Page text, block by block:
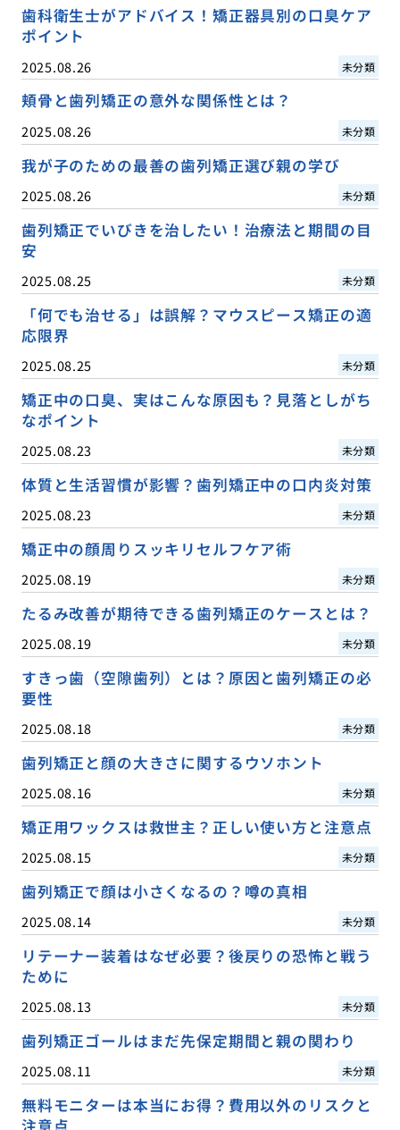
歯科衛生士がアドバイス！矯正器具別の口臭ケア
ポイント
2025.08.26 未分類
頬骨と歯列矯正の意外な関係性とは？
2025.08.26 未分類
我が子のための最善の歯列矯正選び親の学び
2025.08.26 未分類
歯列矯正でいびきを治したい！治療法と期間の目
安
2025.08.25 未分類
「何でも治せる」は誤解？マウスピース矯正の適
応限界
2025.08.25 未分類
矯正中の口臭、実はこんな原因も？見落としがち
なポイント
2025.08.23 未分類
体質と生活習慣が影響？歯列矯正中の口内炎対策
2025.08.23 未分類
矯正中の顔周りスッキリセルフケア術
2025.08.19 未分類
たるみ改善が期待できる歯列矯正のケースとは？
2025.08.19 未分類
すきっ歯（空隙歯列）とは？原因と歯列矯正の必
要性
2025.08.18 未分類
歯列矯正と顔の大きさに関するウソホント
2025.08.16 未分類
矯正用ワックスは救世主？正しい使い方と注意点
2025.08.15 未分類
歯列矯正で顔は小さくなるの？噂の真相
2025.08.14 未分類
リテーナー装着はなぜ必要？後戻りの恐怖と戦う
ために
2025.08.13 未分類
歯列矯正ゴールはまだ先保定期間と親の関わり
2025.08.11 未分類
無料モニターは本当にお得？費用以外のリスクと